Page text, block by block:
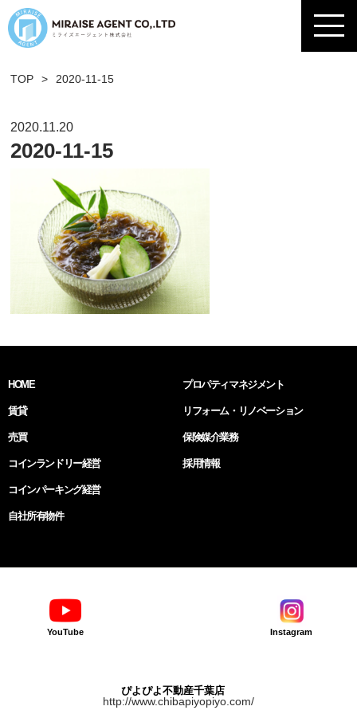
TOP > 2020-11-15
2020.11.20
2020-11-15
HOME
賃貸
売買
プロパティマネジメント
リフォーム・リノベーション
保険媒介業務
コインランドリー経営
コインパーキング経営
自社所有物件
採用情報
YouTube Instagram
ぴよぴよ不動産千葉店
http://www.chibapiyopiyo.com/